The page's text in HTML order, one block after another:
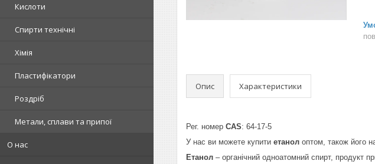
Кислоти
Спирти технічні
Хімія
Пластифікатори
Роздріб
Метали, сплави та припої
О нас
Опис Характеристики
Рег. номер CAS: 64-17-5
У нас ви можете купити етанол оптом, також його
Етанол – органічний одноатомний спирт, продукт